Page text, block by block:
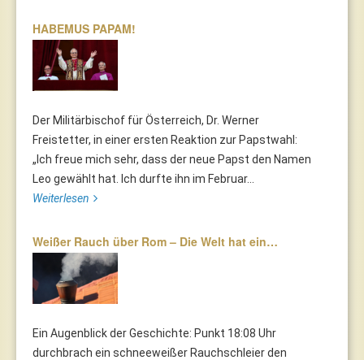
HABEMUS PAPAM!
Der Militärbischof für Österreich, Dr. Werner
Freistetter, in einer ersten Reaktion zur Papstwahl:
„Ich freue mich sehr, dass der neue Papst den Namen
Leo gewählt hat. Ich durfte ihn im Februar...
Weiterlesen
Weißer Rauch über Rom – Die Welt hat ein…
Ein Augenblick der Geschichte: Punkt 18:08 Uhr
durchbrach ein schneeweißer Rauchschleier den